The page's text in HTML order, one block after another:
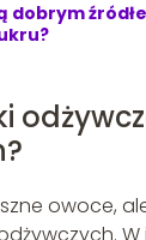
dobrym
owoce,